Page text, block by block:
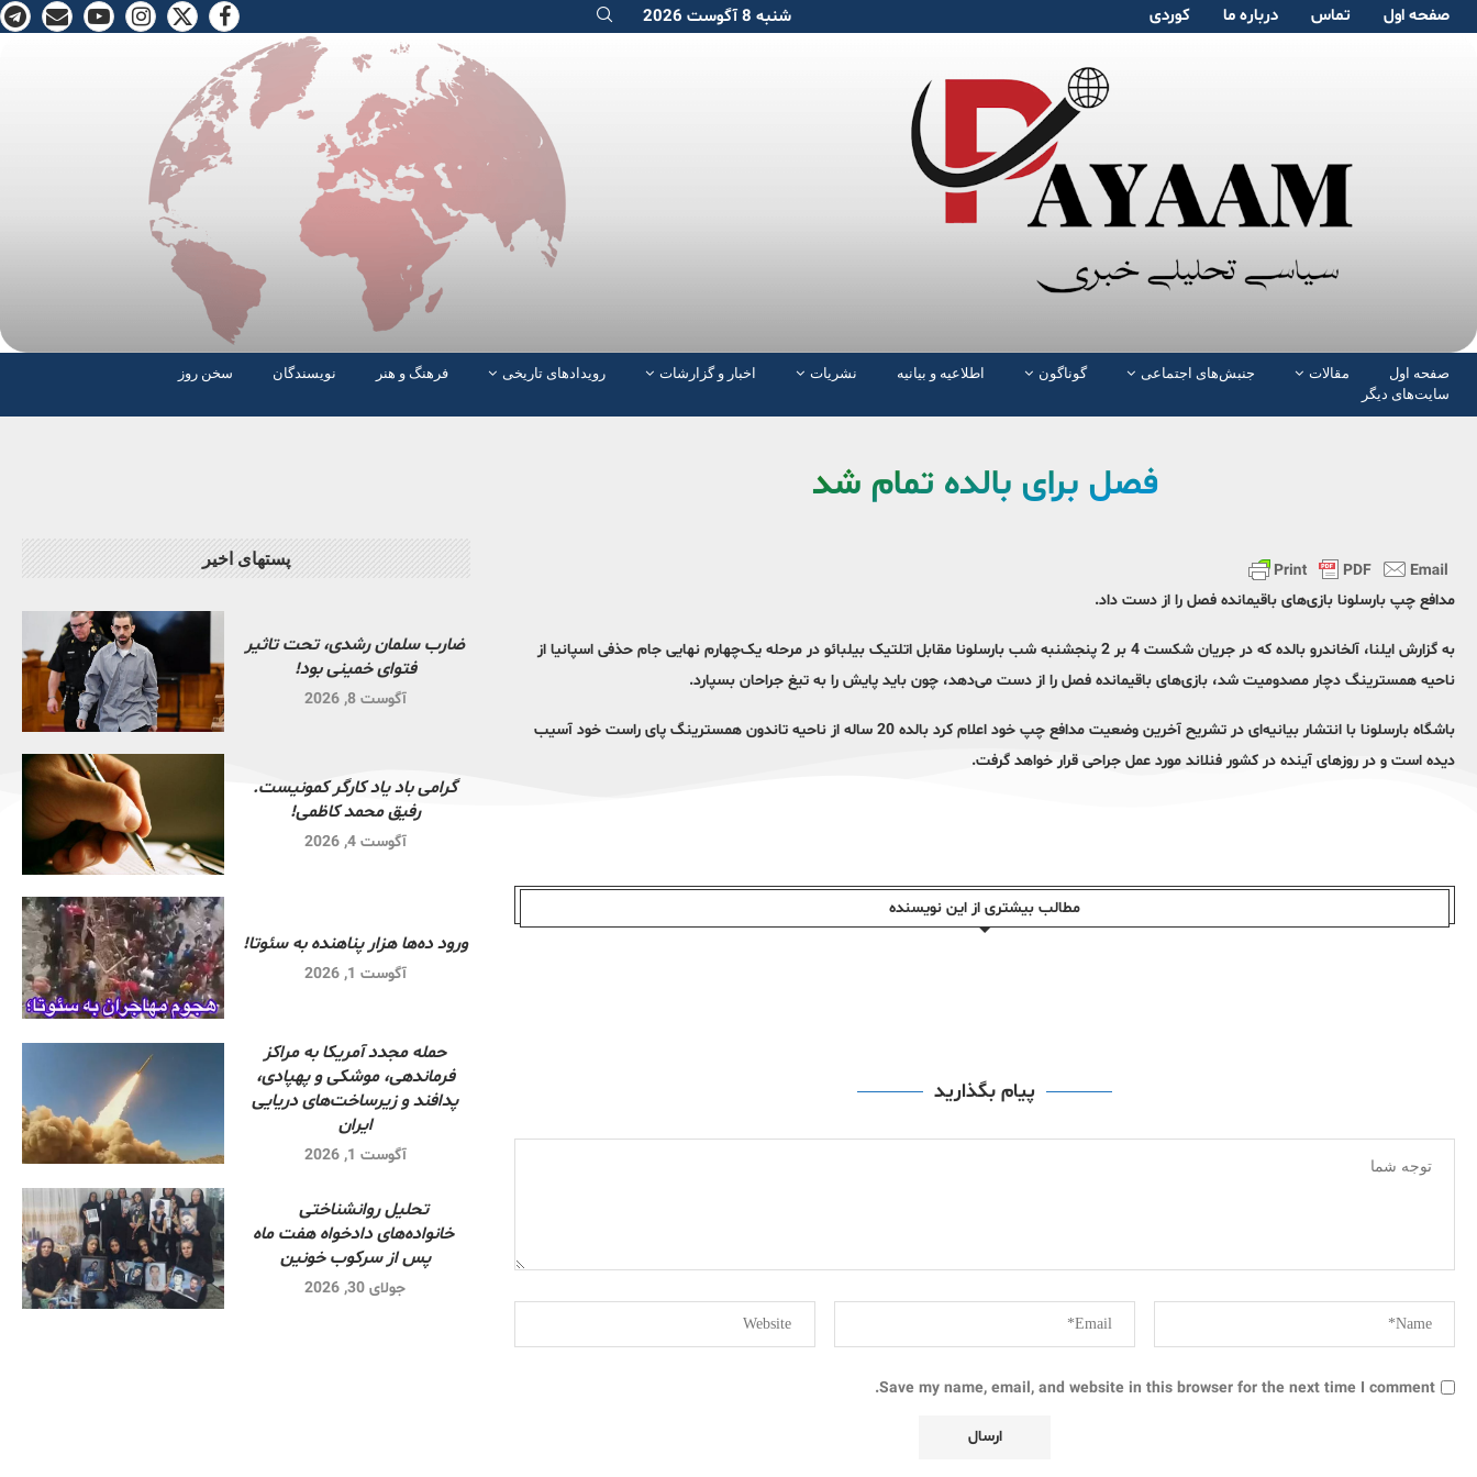
صفحە اول تماس دربارە ما کوردی شنبه 8 آگوست 2026
صفحە اول مقالات جنبش‌های اجتماعی گوناگون اطلاعیه و بیانیه نشریات اخبار و گزارشات رویدادهای تاریخی فرهنگ و هنر نویسندگان
سخن روز
سایت‌های دیگر
فصل برای بالده تمام شد
مدافع چپ بارسلونا بازی‌های باقیمانده فصل را از دست داد.
به گزارش ایلنا، آلخاندرو بالده که در جریان شکست 4 بر 2 پنجشنبه شب بارسلونا مقابل اتلتیک بیلبائو در مرحله یک‌چهارم نهایی جام حذفی اسپانیا از
ناحیه همسترینگ دچار مصدومیت شد، بازی‌های باقیمانده فصل را از دست می‌دهد، چون باید پایش را به تیغ جراحان بسپارد.
باشگاه بارسلونا با انتشار بیانیه‌ای در تشریح آخرین وضعیت مدافع چپ خود اعلام کرد بالده 20 ساله از ناحیه تاندون همسترینگ پای راست خود آسیب
دیده است و در روزهای آینده در کشور فنلاند مورد عمل جراحی قرار خواهد گرفت.
مطالب بیشتری از این نویسندە
پیام بگذارید
Save my name, email, and website in this browser for the next time I comment.
پستهای اخیر
ضارب سلمان رشدی، تحت تاثیر
فتوای خمینی بود!
آگوست 8, 2026
گرامی باد یاد کارگر کمونیست.
رفیق محمد کاظمی!
آگوست 4, 2026
ورود ده‌ها هزار پناهنده به سئوتا!
آگوست 1, 2026
حمله مجدد آمریکا به مراکز
فرماندهی، موشکی و پهپادی،
پدافند و زیرساخت‌های دریایی
ایران
آگوست 1, 2026
تحلیل روانشناختی
خانواده‌های دادخواه هفت ماه
پس از سرکوب خونین
جولای 30, 2026